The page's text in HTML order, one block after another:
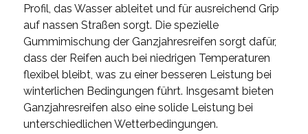
Profil, das Wasser ableitet und für ausreichend Grip
auf nassen Straßen sorgt. Die spezielle
Gummimischung der Ganzjahresreifen sorgt dafür,
dass der Reifen auch bei niedrigen Temperaturen
flexibel bleibt, was zu einer besseren Leistung bei
winterlichen Bedingungen führt. Insgesamt bieten
Ganzjahresreifen also eine solide Leistung bei
unterschiedlichen Wetterbedingungen.